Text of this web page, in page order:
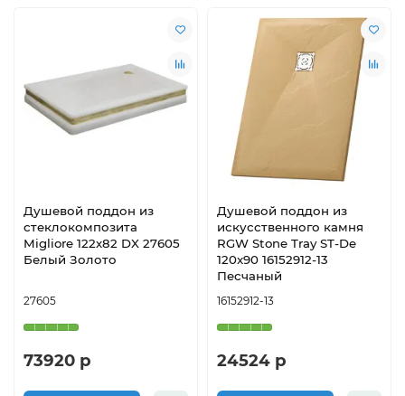
Душевой поддон из
стеклокомпозита
Migliore 122х82 DX 27605
Белый Золото
27605
73920 р
Душевой поддон из
искусственного камня
RGW Stone Tray ST-De
120x90 16152912-13
Песчаный
16152912-13
24524 р